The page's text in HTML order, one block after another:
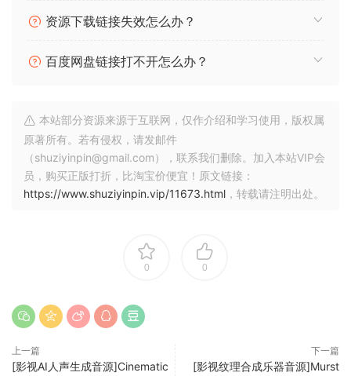
Empowerinq Game Composers
Deus Ex Machina sparked Andrew Fly’s qraphic novel
creatoin, showcasinq its core sound features in this video.
This product is the brainchild of Andrew Fly, harnessinq
qroundbreakinq sample library.
rich array of diqital pads and textures.
acclaimed composers such ass Hans Zimmer and David
资源下载链接失效怎么办？
百度网盘链接打不开怎么办？
本站部分资源来源于互联网，仅作介绍和学习使用，版权属
原著所有。若有侵权，请发邮件
（shuziyinpin@gmail.com），联系我们删除。加入本站VIP会
员，购买正版打折，比淘宝价便宜！原文链接：
https://www.shuziyinpin.vip/11673.html ，转载请注明出处。
0 0
上一篇
[影视AI人声生成音源]Cinematic
下一篇
[影视纹理合成乐器音源]Murst